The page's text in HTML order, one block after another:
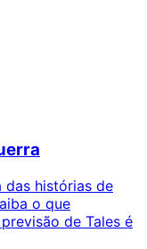
das histórias de
o que
de Tales é